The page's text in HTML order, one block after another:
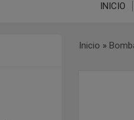
INICIO
Inicio »